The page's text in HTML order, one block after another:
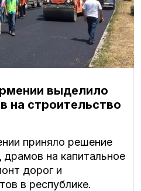
выделило
на строительство
приняло решение
на капитальное
дорог и
в республике.